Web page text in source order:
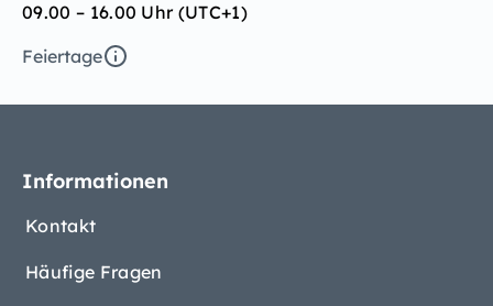
09.00 – 16.00 Uhr (UTC+1)
Feiertage
Informationen
Kontakt
Häufige Fragen